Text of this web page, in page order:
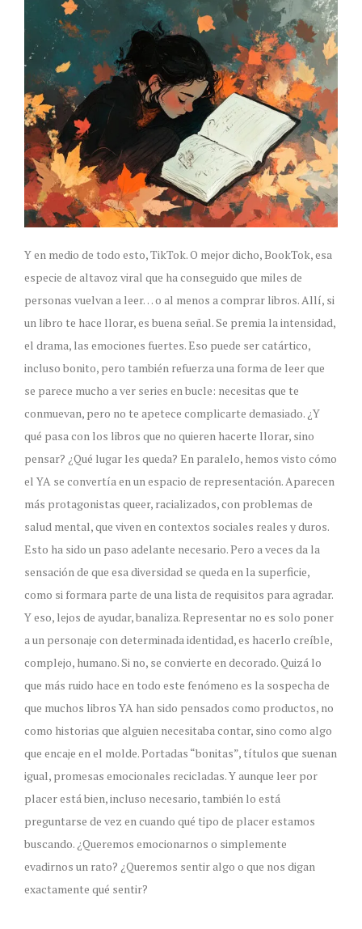
Y en medio de todo esto, TikTok. O mejor dicho, BookTok, esa
especie de altavoz viral que ha conseguido que miles de
personas vuelvan a leer… o al menos a comprar libros. Allí, si
un libro te hace llorar, es buena señal. Se premia la intensidad,
el drama, las emociones fuertes. Eso puede ser catártico,
incluso bonito, pero también refuerza una forma de leer que
se parece mucho a ver series en bucle: necesitas que te
conmuevan, pero no te apetece complicarte demasiado. ¿Y
qué pasa con los libros que no quieren hacerte llorar, sino
pensar? ¿Qué lugar les queda? En paralelo, hemos visto cómo
el YA se convertía en un espacio de representación. Aparecen
más protagonistas queer, racializados, con problemas de
salud mental, que viven en contextos sociales reales y duros.
Esto ha sido un paso adelante necesario. Pero a veces da la
sensación de que esa diversidad se queda en la superficie,
como si formara parte de una lista de requisitos para agradar.
Y eso, lejos de ayudar, banaliza. Representar no es solo poner
a un personaje con determinada identidad, es hacerlo creíble,
complejo, humano. Si no, se convierte en decorado. Quizá lo
que más ruido hace en todo este fenómeno es la sospecha de
que muchos libros YA han sido pensados como productos, no
como historias que alguien necesitaba contar, sino como algo
que encaje en el molde. Portadas “bonitas”, títulos que suenan
igual, promesas emocionales recicladas. Y aunque leer por
placer está bien, incluso necesario, también lo está
preguntarse de vez en cuando qué tipo de placer estamos
buscando. ¿Queremos emocionarnos o simplemente
evadirnos un rato? ¿Queremos sentir algo o que nos digan
exactamente qué sentir?